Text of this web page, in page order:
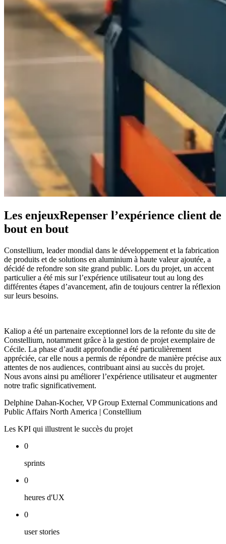
Les enjeuxRepenser l’expérience client de
bout en bout
Constellium, leader mondial dans le développement et la fabrication
de produits et de solutions en aluminium à haute valeur ajoutée, a
décidé de refondre son site grand public. Lors du projet, un accent
particulier a été mis sur l’expérience utilisateur tout au long des
différentes étapes d’avancement, afin de toujours centrer la réflexion
sur leurs besoins.
Kaliop a été un partenaire exceptionnel lors de la refonte du site de
Constellium, notamment grâce à la gestion de projet exemplaire de
Cécile. La phase d’audit approfondie a été particulièrement
appréciée, car elle nous a permis de répondre de manière précise aux
attentes de nos audiences, contribuant ainsi au succès du projet.
Nous avons ainsi pu améliorer l’expérience utilisateur et augmenter
notre trafic significativement.
Delphine Dahan-Kocher, VP Group External Communications and
Public Affairs North America | Constellium
Les KPI qui illustrent le succès du projet
0
sprints
0
heures d'UX
0
user stories